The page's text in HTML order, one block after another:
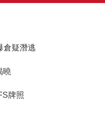
倉疑潛逃
曉
牌照